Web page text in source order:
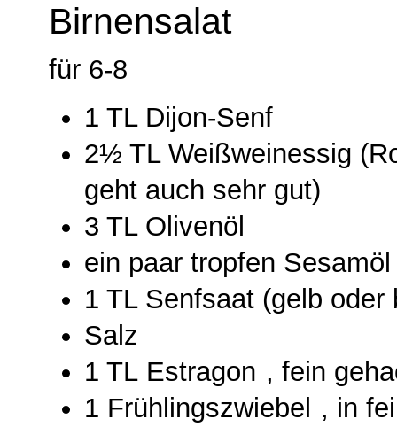
Birnensalat
für 6-8
1 TL Dijon-Senf
2½ TL Weißweinessig
geht auch sehr gut)
3 TL Olivenöl
ein paar tropfen Sesamöl
1 TL Senfsaat (gelb oder
Salz
1 TL Estragon , fein
1 Frühlingszwiebel , in